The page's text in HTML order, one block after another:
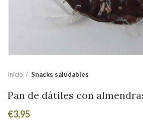
Inicio Snacks saludables
Pan de dátiles con
€3,95